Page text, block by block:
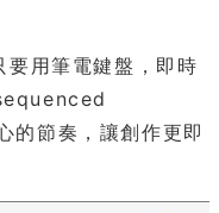
要用筆電鍵盤，即時
的節奏，讓創作更即